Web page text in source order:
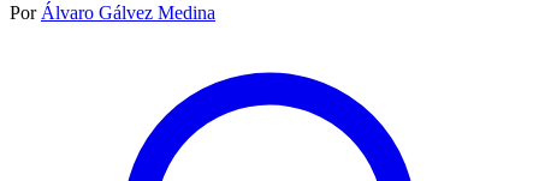
Por Álvaro Gálvez Medina